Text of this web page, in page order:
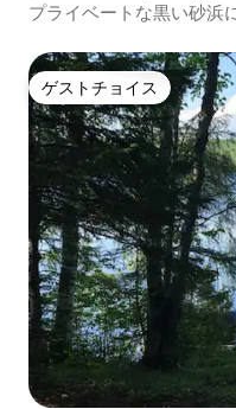
プライベートな黒い砂浜
ゲストチョイス
ゲストチョイス